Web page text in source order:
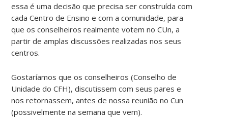
essa é uma decisão que precisa ser construída com
cada Centro de Ensino e com a comunidade, para
que os conselheiros realmente votem no CUn, a
partir de amplas discussões realizadas nos seus
centros.
Gostaríamos que os conselheiros (Conselho de
Unidade do CFH), discutissem com seus pares e
nos retornassem, antes de nossa reunião no Cun
(possivelmente na semana que vem).